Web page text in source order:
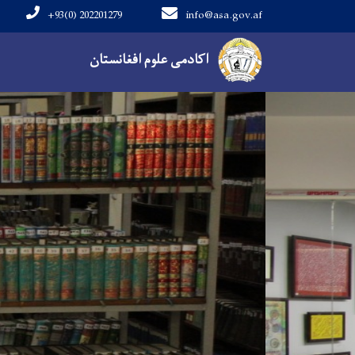
اکادمی علوم افغانستان
info@asa.gov.af
+93(0) 202201279
Main navigation